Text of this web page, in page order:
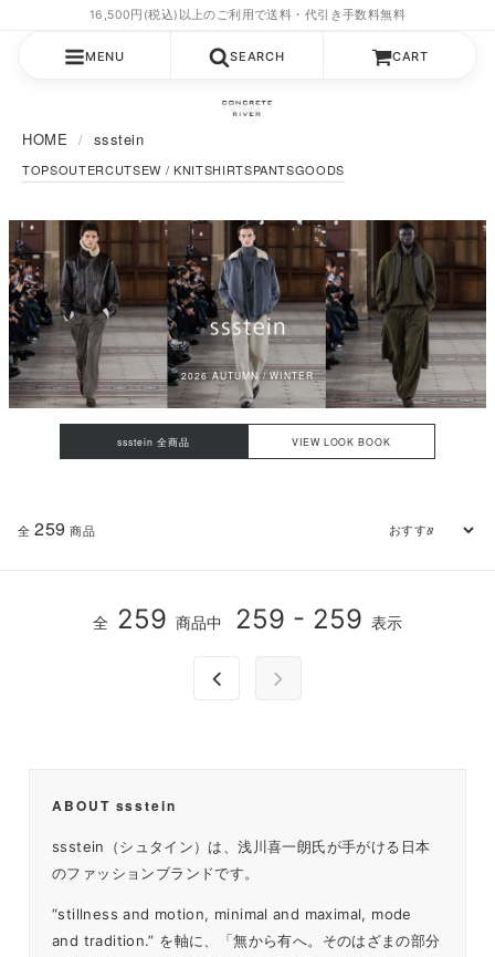
MENU SEARCH CART
HOME ssstein
TOPSOUTERCUTSEW / KNITSHIRTSPANTSGOODS
2026 AUTUMN / WINTER
ssstein 全商品 VIEW LOOK BOOK
全 259 商品
全 259 商品中 259 - 259 表示
ABOUT ssstein
ssstein（シュタイン）は、浅川喜一朗氏が手がける日本
のファッションブランドです。
“stillness and motion, minimal and maximal, mode
and tradition.” を軸に、「無から有へ。そのはざまの部分